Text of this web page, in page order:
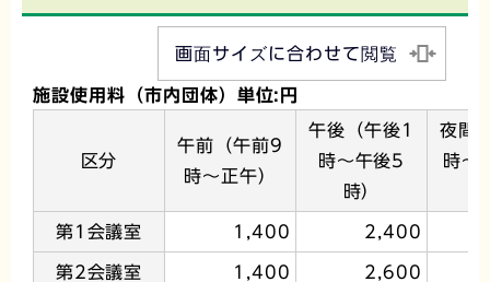
画面サイズに合わせて閲覧
施設使用料（市内団体）単位:円
区分
午前（午前9
時～正午）
午後（午後1
時～午後5
時）
夜間
時～
第1会議室 1,400 2,400
第2会議室 1,400 2,600